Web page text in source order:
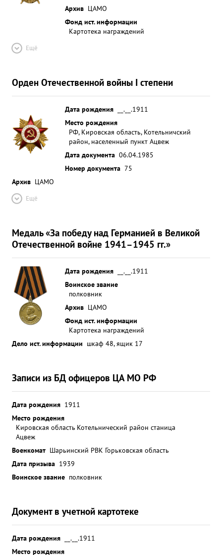
Архив ЦАМО
Фонд ист. информации
Картотека награждений
Ещё
Орден Отечественной войны I степени
Дата рождения
__.__.1911
Место рождения
РФ, Кировская область, Котельничский
район, населенный пункт Ацвеж
Дата документа 06.04.1985
Номер документа 75
Архив ЦАМО
Ещё
Медаль «За победу над Германией в Великой
Отечественной войне 1941–1945 гг.»
Дата рождения
__.__.1911
Воинское звание
полковник
Архив ЦАМО
Фонд ист. информации
Картотека награждений
Дело ист. информации шкаф 48, ящик 17
Записи из БД офицеров ЦА МО РФ
Дата рождения 1911
Место рождения
Кировская область Котельнический район станица
Ацвеж
Военкомат Шарьинский РВК Горьковская область
Дата призыва 1939
Воинское звание полковник
Документ в учетной картотеке
Дата рождения
__.__.1911
Место рождения